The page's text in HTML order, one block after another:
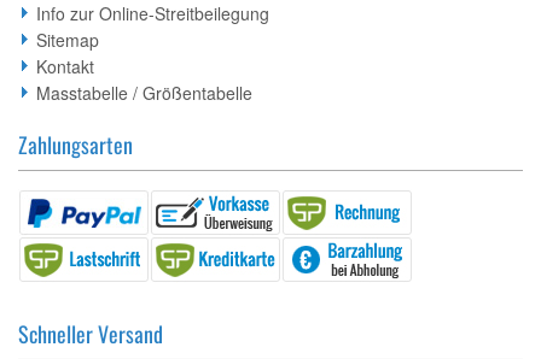
Info zur Online-Streitbeilegung
Sitemap
Kontakt
Masstabelle / Größentabelle
Zahlungsarten
Schneller Versand